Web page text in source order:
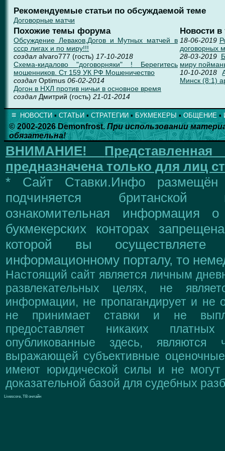
Рекомендуемые статьи по обсуждаемой теме
Договорные матчи
Похожие темы форума
Обсуждение Леваков,Догов и Мутных матчей в
ссср лигах и по миру!!!
создал alvaro777 (гость) 17-10-2018
Схема-кидалово "договорняки" ! Берегитесь
мошенников. Ст 159 УК РФ Мошеничество
создал Optimus 06-02-2014
Догон в НХЛ против ничьи в основное время
создал Дмитрий (гость) 21-01-2014
Новости в
18-06-2019
договорных
28-03-2019
миру
10-10-2018
Минск (8:1)
≡ НОВОСТИ ▪ СТАТЬИ ▪ СТРАТЕГИИ ▪ БУКМЕКЕРЫ ▪ ОБЩЕНИЕ ▪
© 2002-2026 Demonfrost.При использовании
обязательна!
ВНИМАНИЕ!
предназначена только для лиц
* Сайт Ставки.Инфо размещён
подчиняется британской
ознакомительная информация
букмекерских конторах
которой вы
информационному порталу, то
Настоящий сайт является личным
развлекательных целях, не
информации, не пропагандирует и не
не принимает ставки и не
предоставляет никаких
опубликованные здесь, являются
выражающей субъективные
имеют юридической силы и не могут
доказательной базой для судебных
Livescore, ТВ онлайн